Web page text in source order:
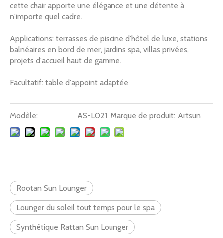
cette chair apporte une élégance et une détente à
n'importe quel cadre.
Applications: terrasses de piscine d'hôtel de luxe, stations
balnéaires en bord de mer, jardins spa, villas privées,
projets d'accueil haut de gamme.
Facultatif: table d'appoint adaptée
Modèle: AS-L021 Marque de produit: Artsun
Rootan Sun Lounger
Lounger du soleil tout temps pour le spa
Synthétique Rattan Sun Lounger